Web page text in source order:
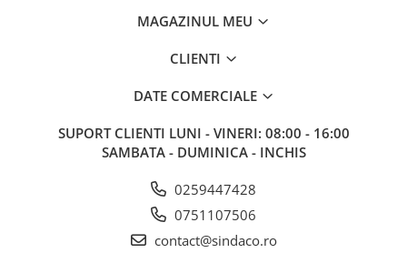
Dibluri pentru gips-carton
Cuie constructii
Cuie constructii cap conic
MAGAZINUL MEU
CLIENTI
DATE COMERCIALE
SUPORT CLIENTI LUNI - VINERI: 08:00 - 16:00
SAMBATA - DUMINICA - INCHIS
0259447428
0751107506
contact@sindaco.ro